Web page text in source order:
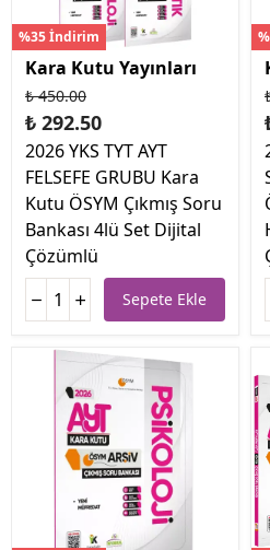
%35 İndirim
Kara Kutu Yayınları
₺ 450.00
₺ 292.50
2026 YKS TYT AYT
FELSEFE GRUBU Kara
Kutu ÖSYM Çıkmış Soru
Bankası 4lü Set Dijital
Çözümlü
Sepete Ekle